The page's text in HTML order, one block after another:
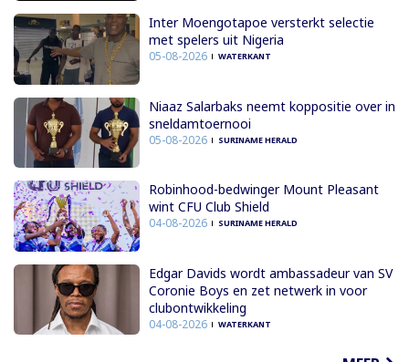
Inter Moengotapoe versterkt selectie
met spelers uit Nigeria
05-08-2026 WATERKANT
Niaaz Salarbaks neemt koppositie over in
sneldamtoernooi
05-08-2026 SURINAME HERALD
Robinhood-bedwinger Mount Pleasant
wint CFU Club Shield
04-08-2026 SURINAME HERALD
Edgar Davids wordt ambassadeur van SV
Coronie Boys en zet netwerk in voor
clubontwikkeling
04-08-2026 WATERKANT